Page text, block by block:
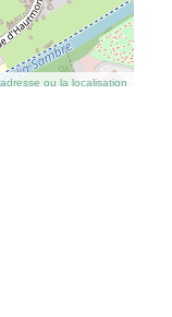
ou la localisation